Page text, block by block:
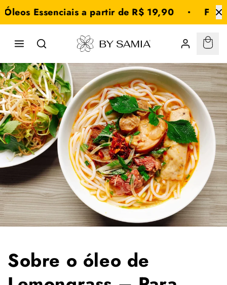
para o
Essenciais a partir de R$ 19,90
By
Samia
:
0
Sobre o óleo de